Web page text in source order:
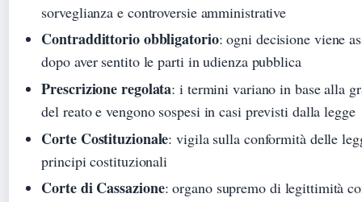
sorveglianza e controversie amministrative
Contraddittorio obbligatorio: ogni decisione viene
dopo aver sentito le parti in udienza pubblica
Prescrizione regolata: i termini variano in base alla
del reato e vengono sospesi in casi previsti dalla legge
Corte Costituzionale: vigila sulla conformità delle
principi costituzionali
Corte di Cassazione: organo supremo di legittimità